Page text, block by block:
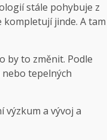
stále pohybuje z
kompletují jinde. A tam
by to změnit. Podle
tepelných
a vývoj a